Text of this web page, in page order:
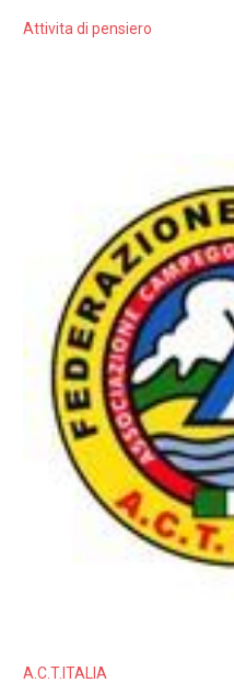
Attivita di pensiero
A.C.T.ITALIA